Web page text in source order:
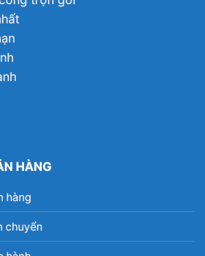
HÀNG
hàng
chuyển